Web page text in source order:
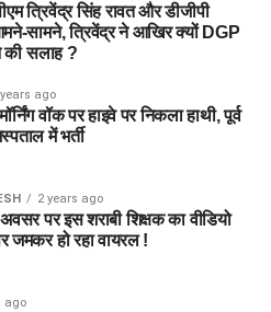
त्रिवेंद्र सिंह रावत और डीजीपी
सामने, त्रिवेंद्र ने आखिर क्यों DGP
की सलाह ?
ago
वॉक पर हाइवे पर निकला हाथी, पूर्व
में भर्ती
2 years ago
पर इस शराबी शिक्षक का वीडियो
जमकर हो रहा वायरल !
ago